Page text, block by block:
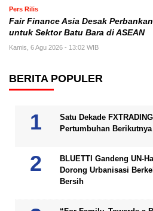
Pers Rilis
Fair Finance Asia Desak
untuk Sektor Batu Bara di ASEAN
Kamis, 6 Agu 2026 - 13:02 WIB
BERITA POPULER
Satu Dekade
Pertumbuhan Berikutnya
BLUETTI Gandeng UN-
Dorong Urbanisasi
Bersih